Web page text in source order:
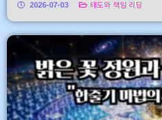
2026-07-03
태도와 책임 리딩